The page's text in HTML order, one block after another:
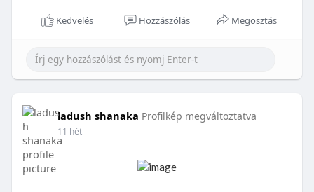
Kedvelés Hozzászólás Megosztás
ladush shanaka Profilkép megváltoztatva
11 hét